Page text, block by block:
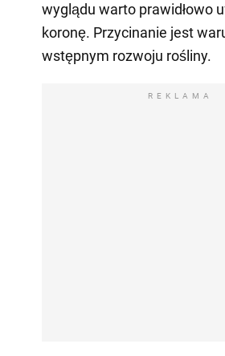
wyglądu warto prawidłowo
koronę. Przycinanie jest
wstępnym rozwoju rośliny.
REKLAMA